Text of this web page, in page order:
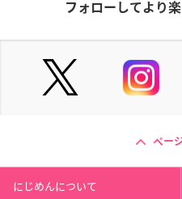
フォローしてより
ペー
にじめんについて